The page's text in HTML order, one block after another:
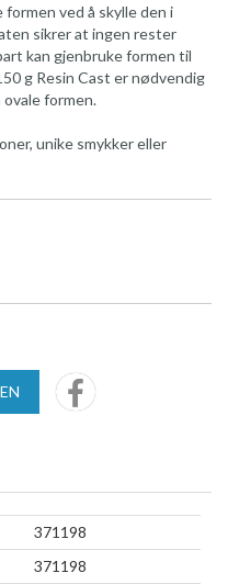
ved å skylle den i
sikrer at ingen rester
kan gjenbruke formen til
g Resin Cast er nødvendig
formen.
unike smykker eller
371198
371198